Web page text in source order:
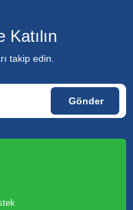
Katılın
takip edin.